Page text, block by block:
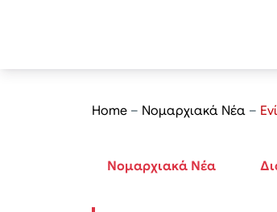
Home – Νομαρχιακά Νέα –
Νομαρχιακά Νέα